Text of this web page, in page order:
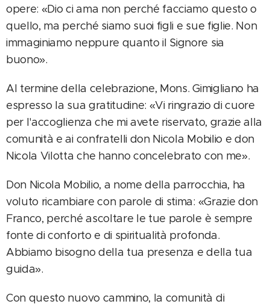
opere: «Dio ci ama non perché facciamo questo o
quello, ma perché siamo suoi figli e sue figlie. Non
immaginiamo neppure quanto il Signore sia
buono».
Al termine della celebrazione, Mons. Gimigliano ha
espresso la sua gratitudine: «Vi ringrazio di cuore
per l'accoglienza che mi avete riservato, grazie alla
comunità e ai confratelli don Nicola Mobilio e don
Nicola Vilotta che hanno concelebrato con me».
Don Nicola Mobilio, a nome della parrocchia, ha
voluto ricambiare con parole di stima: «Grazie don
Franco, perché ascoltare le tue parole è sempre
fonte di conforto e di spiritualità profonda.
Abbiamo bisogno della tua presenza e della tua
guida».
Con questo nuovo cammino, la comunità di